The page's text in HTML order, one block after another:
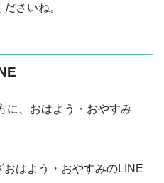
さいね。
に、おはよう・おやすみ
はよう・おやすみのLINE